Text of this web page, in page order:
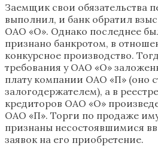
Заемщик свои обязательства
выполнил, и банк обратил
ОАО «О». Однако последнее
признано банкротом, в
конкурсное производство.
требования у ОАО «О»
плату компании ОАО «П» (оно
залогодержателем), а в
кредиторов ОАО «О»
ОАО «П». Торги по продаже
признаны несостоявшимися
заявок на его приобретение.